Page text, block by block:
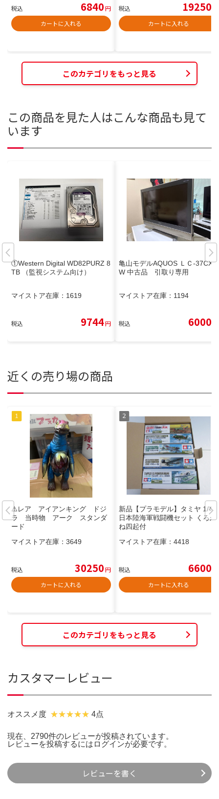
税込 6840円
カートに入れる
税込 19250
カートに入れる
このカテゴリをもっと見る
この商品を見た人はこんな商品も見て
います
①Western Digital WD82PURZ 8
TB （監視システム向け）
マイストア在庫： 1619
税込 9744円
亀山モデルAQUOS ＬＣ-37CX1
W 中古品 引取り専用
マイストア在庫： 1194
税込 6000
近くの売り場の商品
⚠️レア アイアンキング ドジ
ラ 当時物 アーク スタンダ
ード
マイストア在庫： 3649
税込 30250円
カートに入れる
新品【プラモデル】タミヤ 1/48
日本陸海軍戦闘機セット くろが
ね四起付
マイストア在庫： 4418
税込 6600
カートに入れる
このカテゴリをもっと見る
カスタマーレビュー
オススメ度 4点
現在、2790件のレビューが投稿されています。
レビューを投稿するには ログインが必要です。
レビューを書く